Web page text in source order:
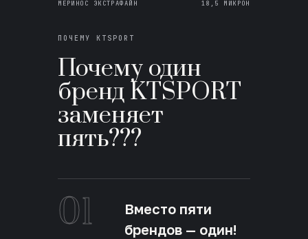
МЕРИНОС ЭКСТРАФАЙН 18,5 МИКРОН
ПОЧЕМУ KTSPORT
Почему один
бренд KTSPORT
заменяет
пять???
01
Вместо пяти
брендов — один!